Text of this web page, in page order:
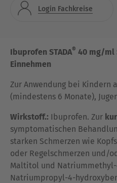
Login Fachkreise
Ibuprofen STADA® 40 mg/ml
Einnehmen
Zur Anwendung bei Kindern
(mindestens 6 Monate),
Wirkstoff.: Ibuprofen. Zur
symptomatischen
starken Schmerzen wie
oder Regelschmerzen und/
Maltitol und
Natriumpropyl-4-